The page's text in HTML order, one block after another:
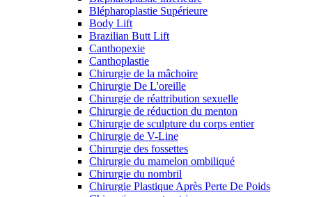
Blépharoplastie Supérieure
Body Lift
Brazilian Butt Lift
Canthopexie
Canthoplastie
Chirurgie de la mâchoire
Chirurgie De L'oreille
Chirurgie de réattribution sexuelle
Chirurgie de réduction du menton
Chirurgie de sculpture du corps entier
Chirurgie de V-Line
Chirurgie des fossettes
Chirurgie du mamelon ombiliqué
Chirurgie du nombril
Chirurgie Plastique Après Perte De Poids